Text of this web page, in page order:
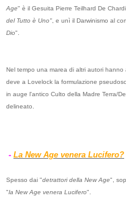
Age" è il Gesuita Pierre Teilhard De
del Tutto è Uno" , e unì il Darwinismo al
Dio".
Nel tempo una marea di altri autori
deve a Lovelock la formulazione
in auge l'antico Culto della Madre Terra/
delineato.
- La New Age venera Lucifero?
Spesso dai "detrattori della New Age",
"la New Age venera Lucifero".